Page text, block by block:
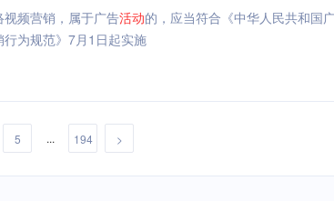
频营销，属于广告活动的，应当符合《中华人民共和国
为规范》7月1日起实施
5 ... 194 >